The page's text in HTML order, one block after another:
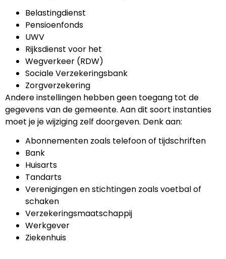
Belastingdienst
Pensioenfonds
UWV
Rijksdienst voor het
Wegverkeer (RDW)
Sociale Verzekeringsbank
Zorgverzekering
Andere instellingen hebben geen toegang tot de
gegevens van de gemeente. Aan dit soort instanties
moet je je wijziging zelf doorgeven. Denk aan:
Abonnementen zoals telefoon of tijdschriften
Bank
Huisarts
Tandarts
Verenigingen en stichtingen zoals voetbal of
schaken
Verzekeringsmaatschappij
Werkgever
Ziekenhuis